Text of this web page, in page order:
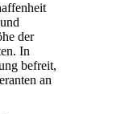
der
In
befreit,
an